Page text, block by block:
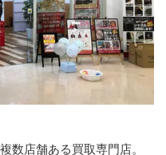
数店舗ある買取専門店。